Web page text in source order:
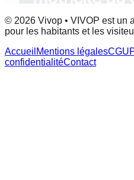
© 2026 Vivop • VIVOP est un
pour les habitants et les
Accueil Mentions légalesCGU
confidentialitéContact